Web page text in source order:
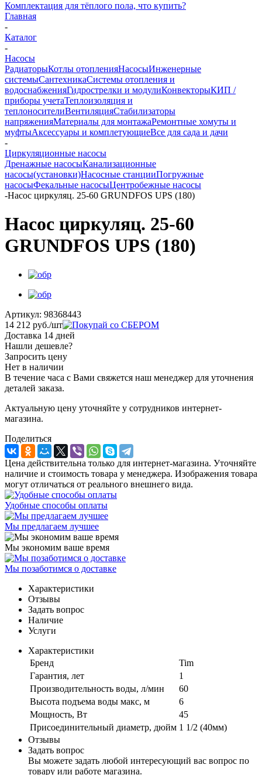
Комплектация для тёплого пола, что купить?
Главная
-
Каталог
-
Насосы
РадиаторыКотлы отопленияНасосыИнженерные
системыСантехникаСистемы отопления и
водоснабженияГидрострелки и модулиКонвекторыКИП /
приборы учетаТеплоизоляция и
теплоносителиВентиляцияСтабилизаторы
напряженияМатериалы для монтажаРемонтные хомуты и
муфтыАксессуары и комплетующиеВсе для сада и дачи
-
Циркуляционные насосы
Дренажные насосыКанализационные
насосы(установки)Насосные станцииПогружные
насосыФекальные насосыЦентробежные насосы
-Насос циркуляц. 25-60 GRUNDFOS UPS (180)
Насос циркуляц. 25-60
GRUNDFOS UPS (180)
Артикул: 98368443
14 212 руб./шт
Доставка 14 дней
Нашли дешевле?
Запросить цену
Нет в наличии
В течение часа с Вами свяжется наш менеджер для уточнения
деталей заказа.
Актуальную цену уточняйте у сотрудников интернет-
магазина.
Поделиться
Цена действительна только для интернет-магазина. Уточняйте
наличие и стоимость товара у менеджера. Изображения товара
могут отличаться от реального внешнего вида.
Удобные способы оплаты
Мы предлагаем лучшее
Мы экономим ваше время
Мы позаботимся о доставке
Характеристики
Отзывы
Задать вопрос
Наличие
Услуги
Характеристики
Бренд
Tim
Гарантия, лет
1
Производительность воды, л/мин
60
Высота подъема воды макс, м
6
Мощность, Вт
45
Присоединительный диаметр, дюйм 1 1/2 (40мм)
Отзывы
Задать вопрос
Вы можете задать любой интересующий вас вопрос по
товару или работе магазина.